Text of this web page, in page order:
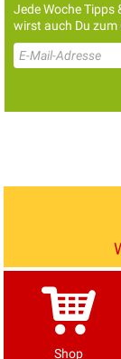
Jede Woche Tipps
wirst auch Du
Shop